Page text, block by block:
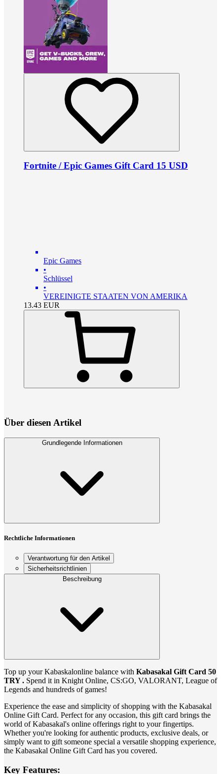
Fortnite / Epic Games Gift Card 15 USD
Epic Games
•
Schlüssel
•
VEREINIGTE STAATEN VON AMERIKA
13.43 EUR
Über diesen Artikel
Grundlegende Informationen
Rechtliche Informationen
Verantwortung für den Artikel
Sicherheitsrichtlinien
Beschreibung
Top up your Kabaskalonline balance with Kabasakal Gift Card 50
TRY . Spend it in Knight Online, CS:GO, VALORANT, League of
Legends and hundreds of games!
Experience the ease and simplicity of shopping with the Kabasakal
Online Gift Card. Perfect for any occasion, this gift card brings the
world of Kabasakal's online offerings right to your fingertips.
Whether you're looking for authentic products, exclusive deals, or
simply want to gift someone special a versatile shopping experience,
the Kabasakal Online Gift Card has you covered.
Key Features: